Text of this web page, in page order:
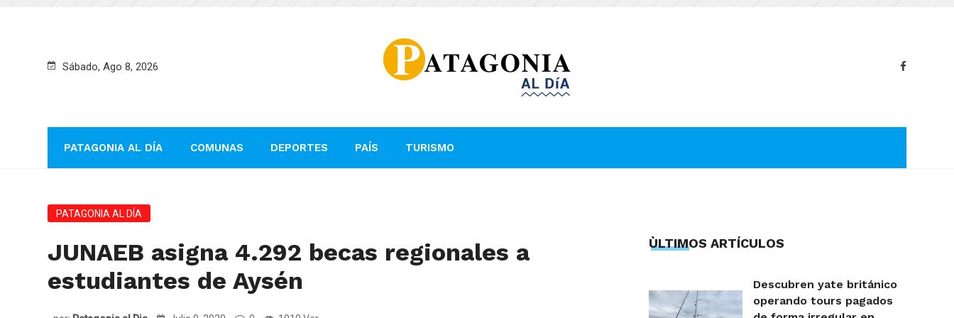
Sábado, Ago 8, 2026
PATAGONIA AL DÍA COMUNAS DEPORTES PAÍS TURISMO
PATAGONIA AL DÍA
JUNAEB asigna 4.292 becas regionales a
estudiantes de Aysén
ÙLTIMOS ARTÍCULOS
Descubren yate británico
operando tours pagados